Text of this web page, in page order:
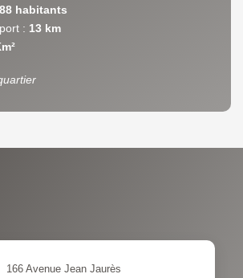
habitants
: 13 km
PART DES MÉNAGES SANS
166 Avenue Jean Jaurès